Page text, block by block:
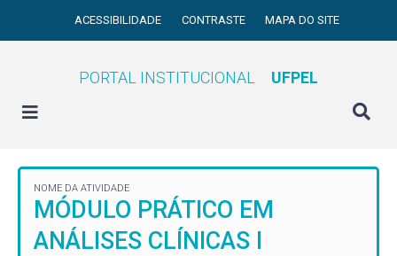
ACESSIBILIDADE CONTRASTE MAPA DO SITE
PORTAL INSTITUCIONAL UFPEL
NOME DA ATIVIDADE
MÓDULO PRÁTICO EM
ANÁLISES CLÍNICAS I